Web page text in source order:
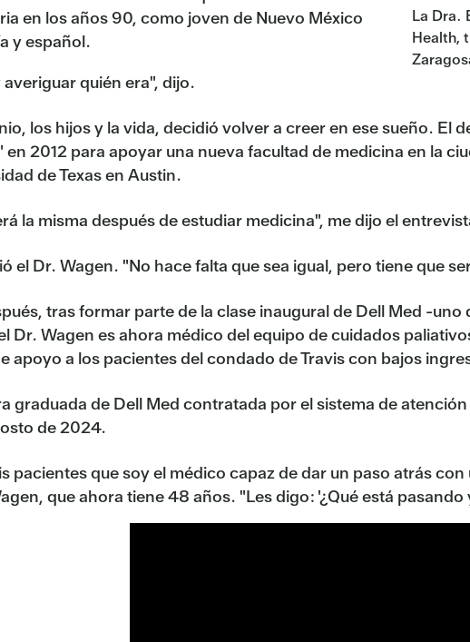
en los años 90, como joven de Nuevo México
y español.
La Dra.
Health,
quién era", dijo.
los hijos y la vida, decidió volver a creer en ese sueño.
en 2012 para apoyar una nueva facultad de medicina en la
de Texas en Austin.
la misma después de estudiar medicina", me dijo el
el Dr. Wagen. "No hace falta que sea igual, pero tiene que
tras formar parte de la clase inaugural de Dell Med -
Dr. Wagen es ahora médico del equipo de cuidados
apoyo a los pacientes del condado de Travis con bajos
graduada de Dell Med contratada por el sistema de
de 2024.
pacientes que soy el médico capaz de dar un paso atrás
que ahora tiene 48 años. "Les digo: '¿Qué está